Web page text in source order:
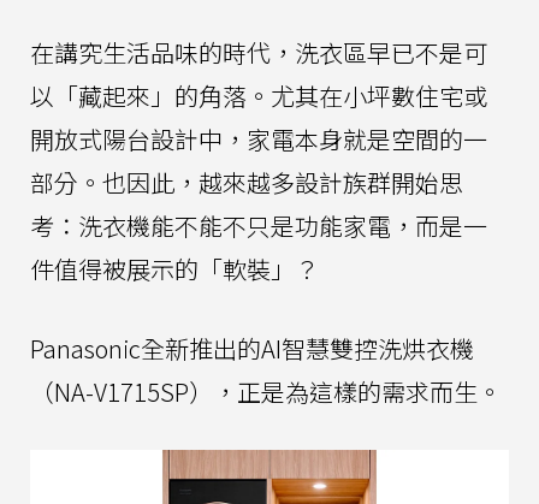
在講究生活品味的時代，洗衣區早已不是可
以「藏起來」的角落。尤其在小坪數住宅或
開放式陽台設計中，家電本身就是空間的一
部分。也因此，越來越多設計族群開始思
考：洗衣機能不能不只是功能家電，而是一
件值得被展示的「軟裝」？
Panasonic全新推出的AI智慧雙控洗烘衣機
（NA-V1715SP），正是為這樣的需求而生。